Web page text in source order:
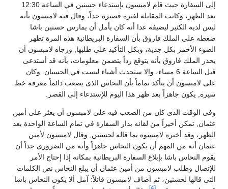
إلى السفارة حيث قام لامبسون بإستدعاء حسنين في الساعة 12:30
بعد الظهر، وكانت المقابلة لفترة قصيرة جداً، وقال فيه لامبسون بأنه
ليس لديه الكثير ليضيفه عدا أنه كان يأمل أن يمارس حسنين باشا
ضغطه على الملك فاروق بأن السفارة البريطانية هذه المرة تظهر
الضوء الأحمر بكل جدية، وبكل التأكيد على طلبها, ورجاه لامبسون أن
يحذر الملك فاروق بأنه يتوقع رداً يتضمن معلومات، بأنه قد أستدعى
قبل الساعة 6 مساء، وإلا ستحدث أشياء ليست في الحسبان. وكان
على لامبسون أن يتأكد تماماً بأن النحاس الذى يصعب دائماً معرفة خط
سيره, يكون جاهزاً بعد ظهر هذا اليوم للإستدعاء إلى القصر.
وفى الوقت الذى كان من الصعب فيه على لامبسون أن يعثر على أمين
عثمان, تمكن أخيراً من لقائه بدار السفارة في تمام الساعة الواحدة بعد
الظهر، وقد أخبره لامبسوه بما قاله لحسنين, وقال لامبسون لأمين
عثمان أنه من المهم أن يكون النحاس جاهزاً وأنه من الضرورى جداً أن
يقوم النحاس باشا بإبلاغ السفارة البريطانية بمكانه إذا إحتاج الأمر
للإتصال وطلب لامبسون من أمين عثمان أن يبلغ النحاس نص الكلمات
التى قالها لحسنين، ثم أضاف لامبسون قائلاً: آمل ألا يكون النحاس باشا